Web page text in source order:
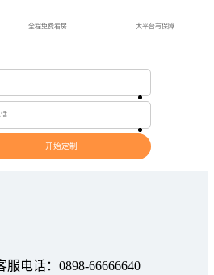
全程免费看房 大平台有保障
开始定制
电话：0898-66666640